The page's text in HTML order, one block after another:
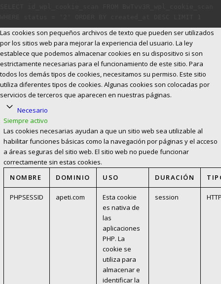
Las cookies son pequeños archivos de texto que pueden ser utilizados
por los sitios web para mejorar la experiencia del usuario. La ley
establece que podemos almacenar cookies en su dispositivo si son
estrictamente necesarias para el funcionamiento de este sitio. Para
todos los demás tipos de cookies, necesitamos su permiso. Este sitio
utiliza diferentes tipos de cookies. Algunas cookies son colocadas por
servicios de terceros que aparecen en nuestras páginas.
Necesario
Siempre activo
Las cookies necesarias ayudan a que un sitio web sea utilizable al
habilitar funciones básicas como la navegación por páginas y el acceso
a áreas seguras del sitio web. El sitio web no puede funcionar
correctamente sin estas cookies.
NOMBRE
DOMINIO USO DURACIÓN
PHPSESSID apeti.com
Esta cookie
es nativa de
las
aplicaciones
PHP. La
cookie se
utiliza para
almacenar e
identificar la
session